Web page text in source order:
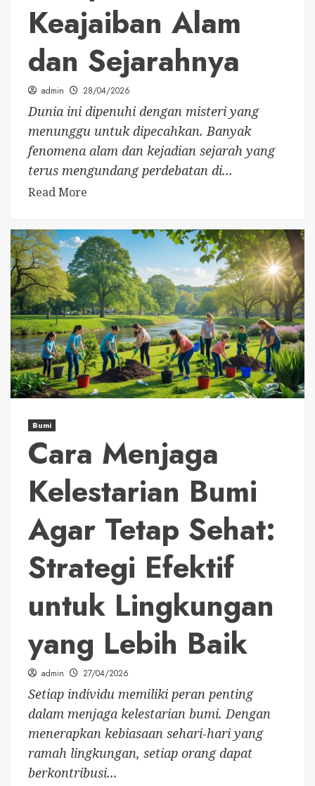
Keajaiban Alam
dan Sejarahnya
admin 28/04/2026
Dunia ini dipenuhi dengan misteri yang
menunggu untuk dipecahkan. Banyak
fenomena alam dan kejadian sejarah yang
terus mengundang perdebatan di...
Read More
Bumi
Cara Menjaga
Kelestarian Bumi
Agar Tetap Sehat:
Strategi Efektif
untuk Lingkungan
yang Lebih Baik
admin 27/04/2026
Setiap individu memiliki peran penting
dalam menjaga kelestarian bumi. Dengan
menerapkan kebiasaan sehari-hari yang
ramah lingkungan, setiap orang dapat
berkontribusi...